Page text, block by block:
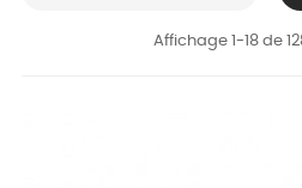
Affichage 1-18 de